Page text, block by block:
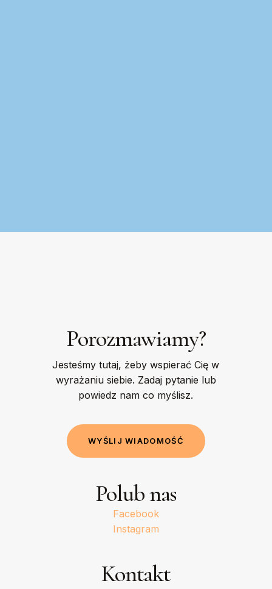
Porozmawiamy?
Jesteśmy tutaj, żeby wspierać Cię w
wyrażaniu siebie. Zadaj pytanie lub
powiedz nam co myślisz.
WYŚLI J WIADOMOŚĆ
Polub nas
Facebook
Instagram
Kontakt